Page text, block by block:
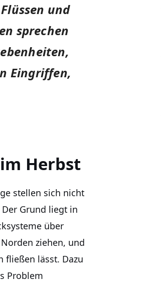
und
sprechen
Eingriffen,
Herbst
stellen sich nicht
Grund liegt in
über
ziehen, und
fließen lässt. Dazu
Problem